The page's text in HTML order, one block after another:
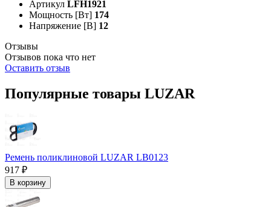
Артикул LFH1921
Мощность [Вт] 174
Напряжение [В] 12
Отзывы
Отзывов пока что нет
Оставить отзыв
Популярные товары LUZAR
Ремень поликлиновой LUZAR LB0123
917 ₽
В корзину